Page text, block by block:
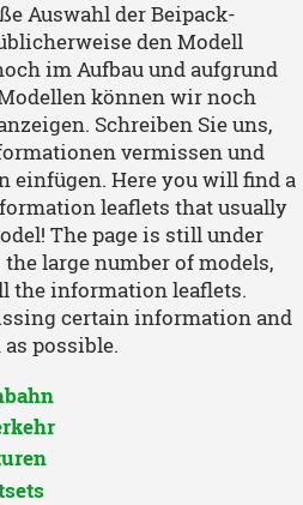
Auswahl der Beipack-
den Modell
im Aufbau und aufgrund
können wir noch
Schreiben Sie uns,
vermissen und
einfügen. Here you will find a
leaflets that usually
The page is still under
large number of models,
the information leaflets.
certain information and
possible.